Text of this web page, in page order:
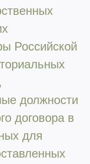
Российской
должности
договора в
для